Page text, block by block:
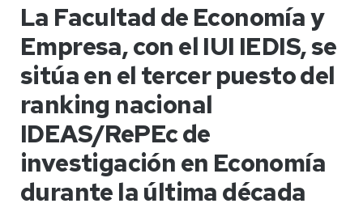
La Facultad de Economía y
Empresa, con el IUI IEDIS, se
sitúa en el tercer puesto del
ranking nacional
IDEAS/RePEc de
investigación en Economía
durante la última década